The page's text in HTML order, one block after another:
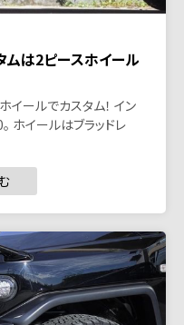
ムは2ピースホイール
ールでカスタム！ イン
ホイールはブラッドレ